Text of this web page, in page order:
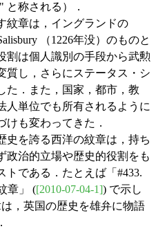
と称される）．
章は，イングランドの
（1226年没）のものと
割は個人識別の手段から武勲
質し，さらにステータス・シ
た．また，国家，都市，教
人単位でも所有されるように
けも変わってきた．
を誇る西洋の紋章は，持ち
政治的立場や歴史的役割をも
トである．たとえば「#433.
章」 ([2010-07-04-1]) で示し
，英国の歴史を雄弁に物語